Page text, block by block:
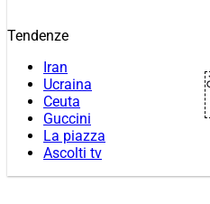
Tendenze
Iran
Ucraina
Ceuta
Guccini
La piazza
Ascolti tv